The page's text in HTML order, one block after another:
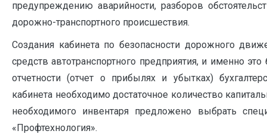
предупреждению аварийности, разборов
дорожно-транспортного происшествия.
Создания кабинета по безопасности дорожного
средств автотранспортного предприятия, и именно
отчетности (отчет о прибылях и убытках)
кабинета необходимо достаточное количество
необходимого инвентаря предложено выбрать
«Профтехнология».